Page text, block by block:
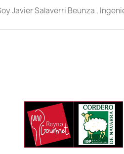
Javier Salaverri Beunza ,